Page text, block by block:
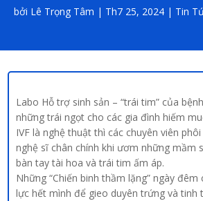
bởi Lê Trọng Tâm | Th7 25, 2024 | Tin
Labo Hỗ trợ sinh sản – “trái tim” của
những trái ngọt cho các gia đình hiếm
IVF là nghệ thuật thì các chuyên viên
nghệ sĩ chân chính khi ươm những mầm
bàn tay tài hoa và trái tim ấm áp.
Những “Chiến binh thầm lặng” ngày
lực hết mình để gieo duyên trứng và tinh